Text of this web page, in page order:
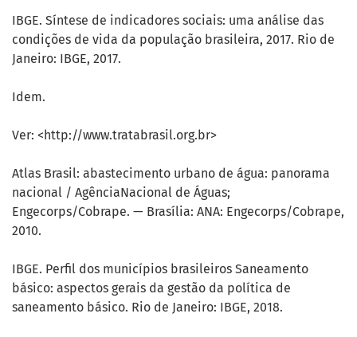
IBGE. Síntese de indicadores sociais: uma análise das
condições de vida da população brasileira, 2017. Rio de
Janeiro: IBGE, 2017.
Idem.
Ver: <http://www.tratabrasil.org.br>
Atlas Brasil: abastecimento urbano de água: panorama
nacional / AgênciaNacional de Águas;
Engecorps/Cobrape. — Brasília: ANA: Engecorps/Cobrape,
2010.
IBGE. Perfil dos municípios brasileiros Saneamento
básico: aspectos gerais da gestão da política de
saneamento básico. Rio de Janeiro: IBGE, 2018.